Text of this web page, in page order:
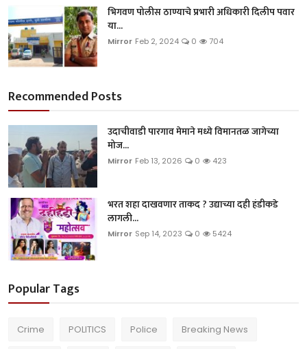
भिगवण पोलीस ठाण्याचे प्रभारी अधिकारी दिलीप पवार
या...
Mirror Feb 2, 2024 0 704
Recommended Posts
उदाचीवाडी पारगाव मेमाने मध्ये विमानतळ जागेच्या
मोज...
Mirror Feb 13, 2026 0 423
भरत शहा दाखवणार ताकद ? उद्याच्या दही हंडीकडे
लागली...
Mirror Sep 14, 2023 0 5424
Popular Tags
Crime POLITICS Police Breaking News